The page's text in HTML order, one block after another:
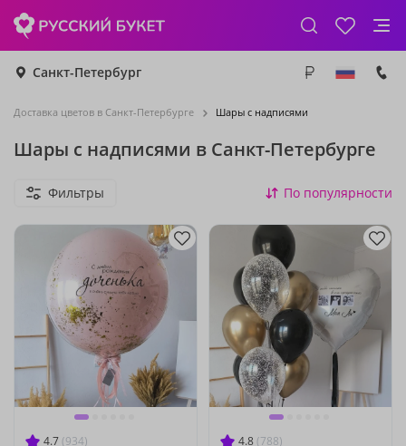
Санкт-Петербург
Доставка цветов в Санкт-Петербурге Шары с надписями
Шары с надписями в Санкт-Петербурге
Фильтры По популярности
4.7 (934) 4.8 (788)